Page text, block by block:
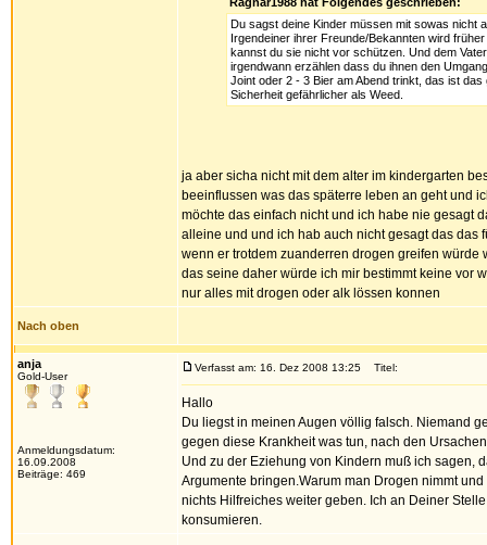
Du sagst deine Kinder müssen mit sowas nicht
Irgendeiner ihrer Freunde/Bekannten wird
kannst du sie nicht vor schützen. Und dem
irgendwann erzählen dass du ihnen den
Joint oder 2 - 3 Bier am Abend trinkt, das ist
Sicherheit gefährlicher als Weed.
ja aber sicha nicht mit dem alter im kindergarten
beeinflussen was das späterre leben an geht und
möchte das einfach nicht und ich habe nie gesagt
alleine und und ich hab auch nicht gesagt das das
wenn er trotdem zuanderren drogen greifen
das seine daher würde ich mir bestimmt keine vor
nur alles mit drogen oder alk lössen konnen
Nach oben
anja
Gold-User
Anmeldungsdatum:
16.09.2008
Beiträge: 469
Verfasst am: 16. Dez 2008 13:25 Titel:
Hallo
Du liegst in meinen Augen völlig falsch. Niemand
gegen diese Krankheit was tun, nach den
Und zu der Eziehung von Kindern muß ich sagen,
Argumente bringen.Warum man Drogen nimmt
nichts Hilfreiches weiter geben. Ich an Deiner
konsumieren.